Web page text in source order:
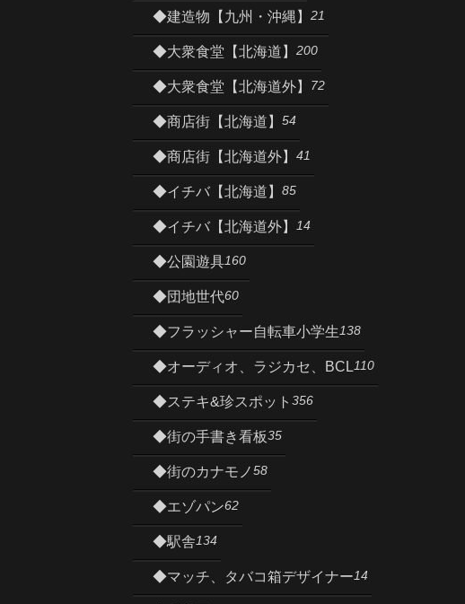
◆建造物【九州・沖縄】 21
◆大衆食堂【北海道】 200
◆大衆食堂【北海道外】 72
◆商店街【北海道】 54
◆商店街【北海道外】 41
◆イチバ【北海道】 85
◆イチバ【北海道外】 14
◆公園遊具160
◆団地世代60
◆フラッシャー自転車小学生138
◆オーディオ、ラジカセ、BCL110
◆ステキ&珍スポット 356
◆街の手書き看板35
◆街のカナモノ58
◆エゾパン62
◆駅舎134
◆マッチ、タバコ箱デザイナー14